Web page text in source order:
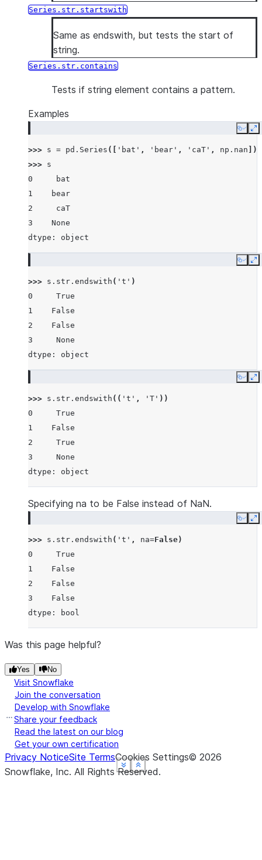
Series.str.startswith
Same as endswith, but tests the start of
string.
Series.str.contains
Tests if string element contains a pattern.
Examples
Copy
>>> s = pd . Series ([ 'bat' , 'bear' , 'caT' , np . nan ])
>>> s
0     bat
1    bear
2     caT
3    None
dtype: object
Show less
See more
Copy
>>> s . str . endswith ( 't' )
0     True
1    False
2    False
3     None
dtype: object
Show less
See more
Copy
>>> s . str . endswith (( 't' , 'T' ))
0     True
1    False
2     True
3     None
dtype: object
Show less
See more
Specifying na to be False instead of NaN.
Copy
>>> s . str . endswith ( 't' , na=False)
0     True
1    False
2    False
3    False
dtype: bool
Show less
See more
Was this page helpful?
Yes No
Visit Snowflake
Join the conversation
Develop with Snowflake
Share your feedback
Read the latest on our blog
Get your own certification
Privacy NoticeSite TermsCookies Settings© 2026
Snowflake, Inc. All Rights Reserved.